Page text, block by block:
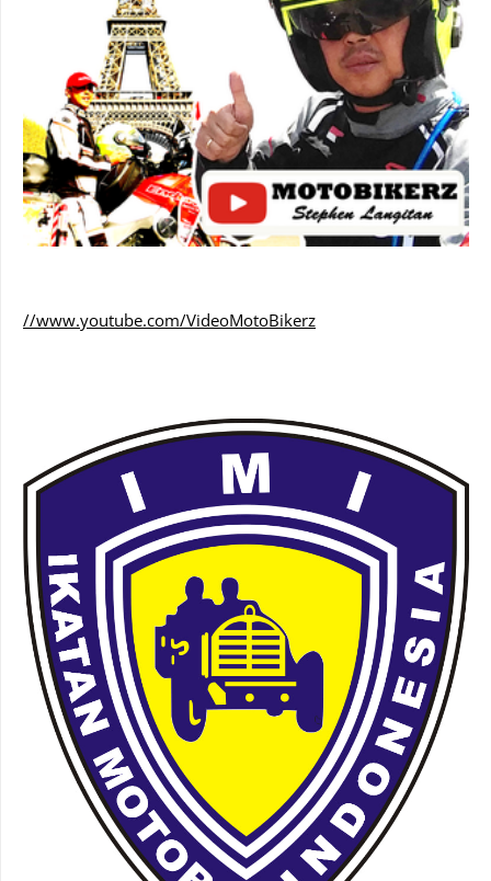
//www.youtube.com/VideoMotoBikerz